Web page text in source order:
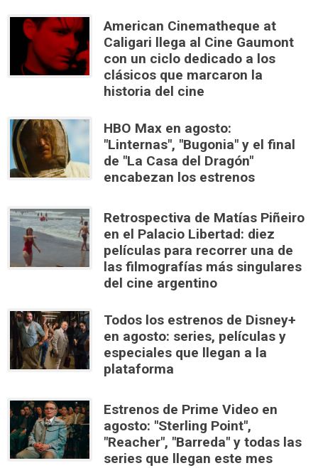
American Cinematheque at
Caligari llega al Cine Gaumont
con un ciclo dedicado a los
clásicos que marcaron la
historia del cine
HBO Max en agosto:
"Linternas", "Bugonia" y el final
de "La Casa del Dragón"
encabezan los estrenos
Retrospectiva de Matías Piñeiro
en el Palacio Libertad: diez
películas para recorrer una de
las filmografías más singulares
del cine argentino
Todos los estrenos de Disney+
en agosto: series, películas y
especiales que llegan a la
plataforma
Estrenos de Prime Video en
agosto: "Sterling Point",
"Reacher", "Barreda" y todas las
series que llegan este mes